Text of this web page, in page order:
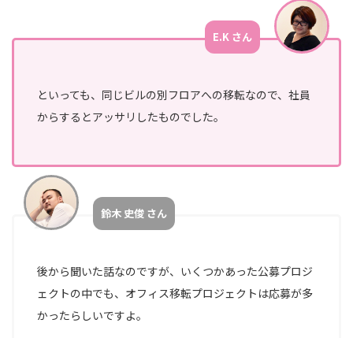
E.K さん
といっても、同じビルの別フロアへの移転なので、社員
からするとアッサリしたものでした。
鈴木 史俊 さん
後から聞いた話なのですが、いくつかあった公募プロジ
ェクトの中でも、オフィス移転プロジェクトは応募が多
かったらしいですよ。